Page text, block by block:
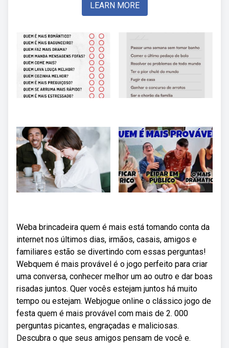
LEARN MORE
Weba brincadeira quem é mais está tomando conta da
internet nos últimos dias, irmãos, casais, amigos e
familiares estão se divertindo com essas perguntas!
Webquem é mais provável é o jogo perfeito para criar
uma conversa, conhecer melhor um ao outro e dar boas
risadas juntos. Quer vocês estejam juntos há muito
tempo ou estejam. Webjogue online o clássico jogo de
festa quem é mais provável com mais de 2. 000
perguntas picantes, engraçadas e maliciosas.
Descubra o que seus amigos pensam de você e.